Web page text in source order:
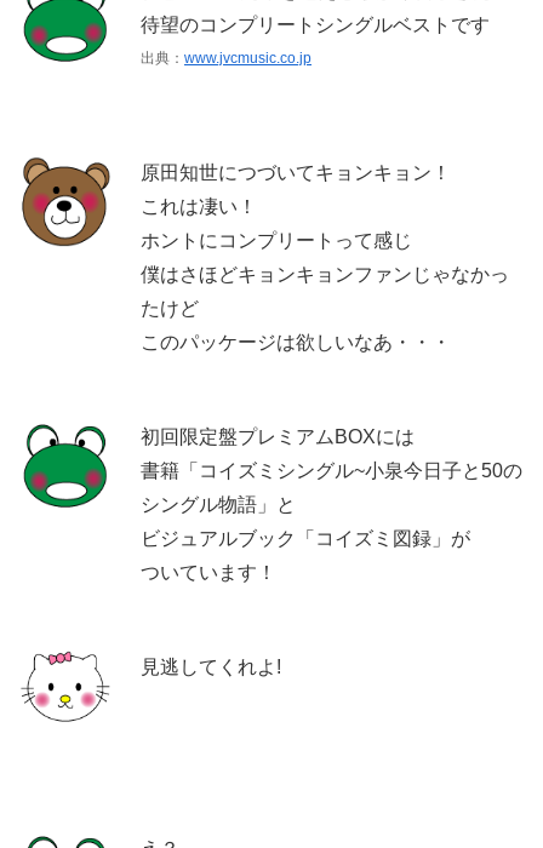
待望のコンプリートシングルベストです
出典： www.jvcmusic.co.jp
原田知世につづいてキョンキョン！
これは凄い！
ホントにコンプリートって感じ
僕はさほどキョンキョンファンじゃなかっ
たけど
このパッケージは欲しいなあ・・・
初回限定盤プレミアムBOXには
書籍「コイズミシングル~小泉今日子と50の
シングル物語」と
ビジュアルブック「コイズミ図録」が
ついています！
見逃してくれよ!